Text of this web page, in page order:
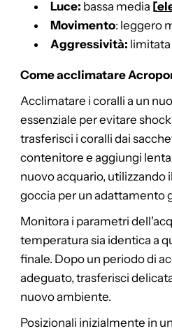
Luce: bassa media [
Movimento: leggero
Aggressività:
Come acclimatare
Acclimatare i coralli a un
essenziale per evitare
trasferisci i coralli dai
contenitore e aggiungi
nuovo acquario, utilizzando
goccia per un adattamento
Monitora i parametri
temperatura sia identica a
finale. Dopo un periodo di
adeguato, trasferisci
nuovo ambiente.
Posizionali inizialmente in